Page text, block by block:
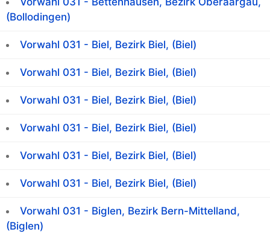
(Bollodingen)
Vorwahl 031 - Biel, Bezirk Biel, (Biel)
Vorwahl 031 - Biel, Bezirk Biel, (Biel)
Vorwahl 031 - Biel, Bezirk Biel, (Biel)
Vorwahl 031 - Biel, Bezirk Biel, (Biel)
Vorwahl 031 - Biel, Bezirk Biel, (Biel)
Vorwahl 031 - Biel, Bezirk Biel, (Biel)
Vorwahl 031 - Biglen, Bezirk Bern-Mittelland,
(Biglen)